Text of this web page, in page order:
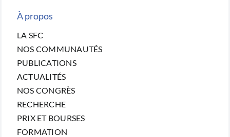
À propos
LA SFC
NOS COMMUNAUTÉS
PUBLICATIONS
ACTUALITÉS
NOS CONGRÈS
RECHERCHE
PRIX ET BOURSES
FORMATION